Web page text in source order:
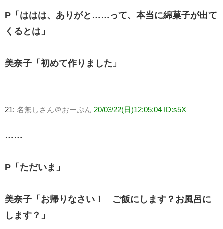
P「ははは、ありがと……って、本当に綿菓子が出て
くるとは」
美奈子「初めて作りました」
21: 名無しさん＠おーぷん 20/03/22(日)12:05:04 ID:s5X
……
P「ただいま」
美奈子「お帰りなさい！ ご飯にします？お風呂に
します？」